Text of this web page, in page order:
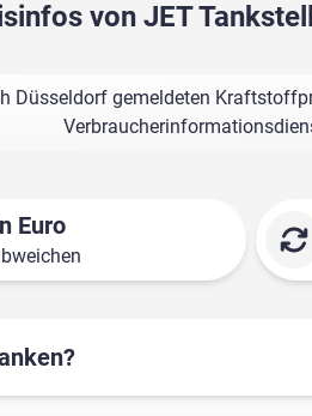
von JET
Düsseldorf gemeldeten
Euro